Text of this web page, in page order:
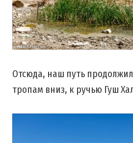
Отсюда, наш путь
тропам вниз, к ручью Гуш